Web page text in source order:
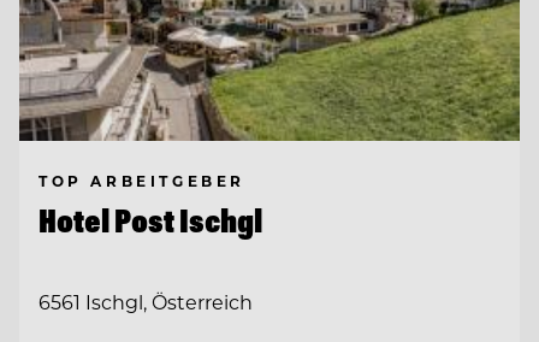
TOP ARBEITGEBER
Hotel Post Ischgl
6561 Ischgl, Österreich